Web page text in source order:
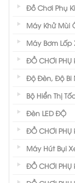
Đồ Chơi Phụ
Máy Khử Mùi
Máy Bơm Lốp
ĐỒ CHƠI PHỤ
Độ Đèn, Độ Bi
Bộ Hiển Thị
Đèn LED ĐỘ
ĐỒ CHƠI PHỤ
Máy Hút Bụi
ĐỒ CHƠI PHỤ